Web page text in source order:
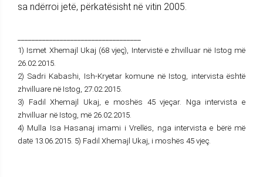
sa ndërroi jetë, përkatësisht në vitin 2005.
1) Ismet Xhemajl Ukaj (68 vjeç), Intervistë e zhvilluar në Istog më
26.02.2015.
2) Sadri Kabashi, Ish-Kryetar komune në Istog, intervista është
zhvilluare në Istog, 27.02.2015.
3) Fadil Xhemajl Ukaj, e moshës 45 vjeçar. Nga intervista e
zhvilluar në Istog, më 26.02.2015.
4) Mulla Isa Hasanaj imami i Vrellës, nga intervista e bërë më
datë 13.06.2015. 5) Fadil Xhemajl Ukaj, i moshës 45 vjeç.